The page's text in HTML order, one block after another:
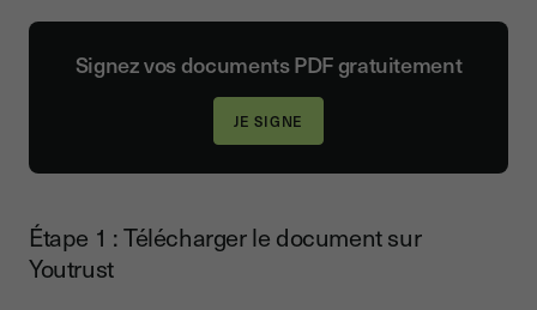
Signez vos documents PDF gratuitement
Étape 1 : Télécharger le document sur
Youtrust